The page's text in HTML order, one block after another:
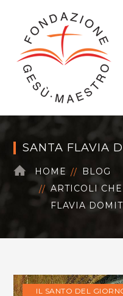
SANTA FLAVIA
HOME
BLOG
ARTICOLI
FLAVIA
IL SANTO DEL